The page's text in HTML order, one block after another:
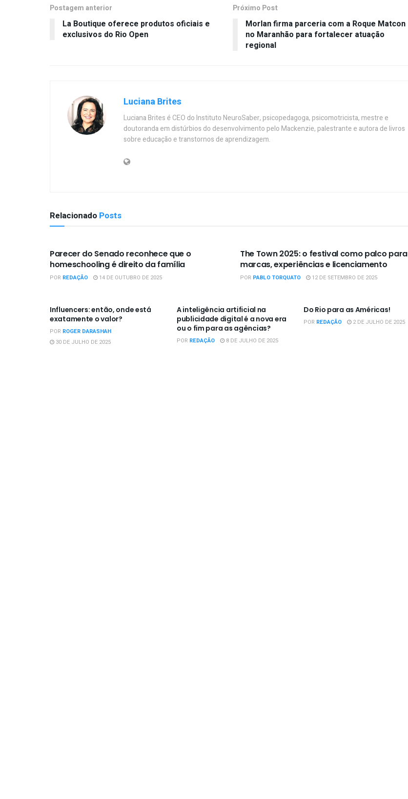
Postagem anterior
La Boutique oferece produtos oficiais e
exclusivos do Rio Open
Próximo Post
Morlan firma parceria com a Roque Matcon
no Maranhão para fortalecer atuação
regional
Luciana Brites
Luciana Brites é CEO do Instituto NeuroSaber, psicopedagoga, psicomotricista, mestre e
doutoranda em distúrbios do desenvolvimento pelo Mackenzie, palestrante e autora de livros
sobre educação e transtornos de aprendizagem.
Relacionado Posts
Parecer do Senado reconhece que o
homeschooling é direito da família
POR REDAÇÃO 14 DE OUTUBRO DE 2025
The Town 2025: o festival como palco para
marcas, experiências e licenciamento
POR PABLO TORQUATO
12 DE SETEMBRO DE 2025
Influencers: então, onde está
exatamente o valor?
POR ROGER DARASHAH
30 DE JULHO DE 2025
A inteligência artificial na
publicidade digital é a nova era
ou o fim para as agências?
POR REDAÇÃO 8 DE JULHO DE 2025
Do Rio para as Américas!
POR REDAÇÃO 2 DE JULHO DE 2025